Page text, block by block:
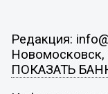
Редакция:
Новомосковск,
ПОКАЗАТЬ